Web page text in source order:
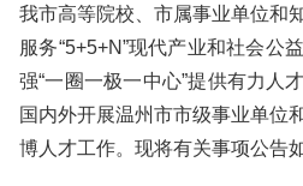
我市高等院校、市属事业单位和
服务“5+5+N”现代产业和社会公
强“一圈一极一中心”提供有力人
国内外开展温州市市级事业单位
博人才工作。现将有关事项公告